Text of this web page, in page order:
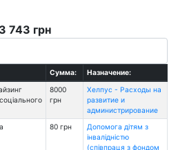
743 грн
Сумма: Назначение:
8000
грн
Хелпус - Расходы на
развитие и
администрирование
80 грн
Допомога дітям з
інвалідністю
(співпраця з фондом